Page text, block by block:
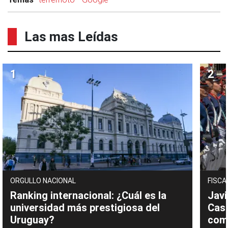
Las mas Leídas
ORGULLO NACIONAL
Ranking internacional: ¿Cuál es la
universidad más prestigiosa del
Uruguay?